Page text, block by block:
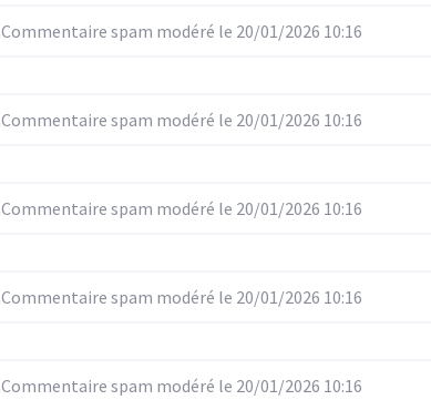
Commentaire spam modéré le 20/01/2026 10:16
Commentaire spam modéré le 20/01/2026 10:16
Commentaire spam modéré le 20/01/2026 10:16
Commentaire spam modéré le 20/01/2026 10:16
Commentaire spam modéré le 20/01/2026 10:16